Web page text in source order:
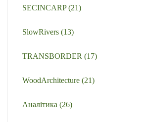
SECINCARP(21)
SlowRivers (13)
TRANSBORDER (17)
WoodArchitecture (21)
Аналітика (26)